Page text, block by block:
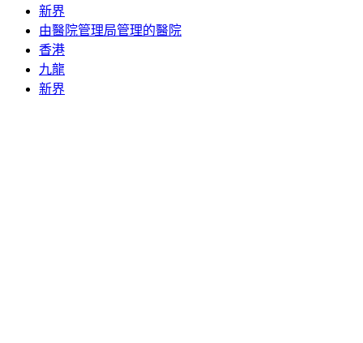
新界
由醫院管理局管理的醫院
香港
九龍
新界